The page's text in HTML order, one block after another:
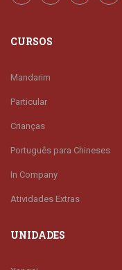
CURSOS
Mandarim
Particular
Crianças
Português para Chineses
In Company
Atividades Extras
UNIDADES